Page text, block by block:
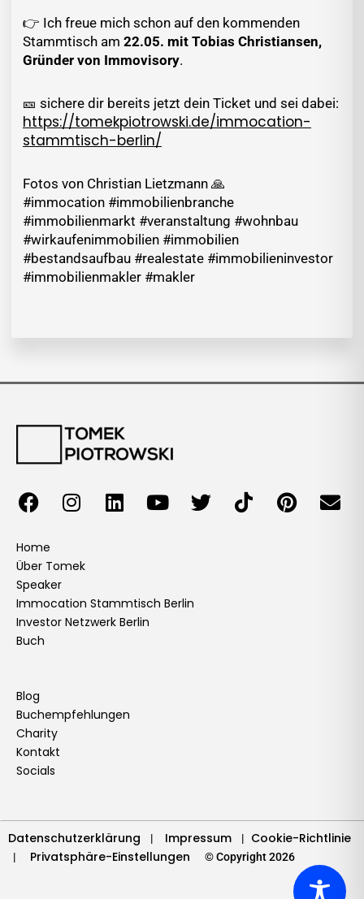
👉 Ich freue mich schon auf den kommenden
Stammtisch am 22.05. mit Tobias Christiansen,
Gründer von Immovisory.
🎫 sichere dir bereits jetzt dein Ticket und sei dabei:
https://tomekpiotrowski.de/immocation-
stammtisch-berlin/
Fotos von Christian Lietzmann 🙏
#immocation #immobilienbranche
#immobilienmarkt #veranstaltung #wohnbau
#wirkaufenimmobilien #immobilien
#bestandsaufbau #realestate #immobilieninvestor
#immobilienmakler #makler
F
a
e
b
o
o
k
I
n
a
g
r
a
L
i
i
n
Y
o
b
e
T
w
T
i
P
i
E
n
Home
Über Tomek
Speaker
Immocation Stammtisch Berlin
Investor Netzwerk Berlin
Buch
Blog
Buchempfehlungen
Charity
Kontakt
Socials
Datenschutzerklärung | Impressum | Cookie-Richtlinie
| Privatsphäre-Einstellungen © Copyright 2026